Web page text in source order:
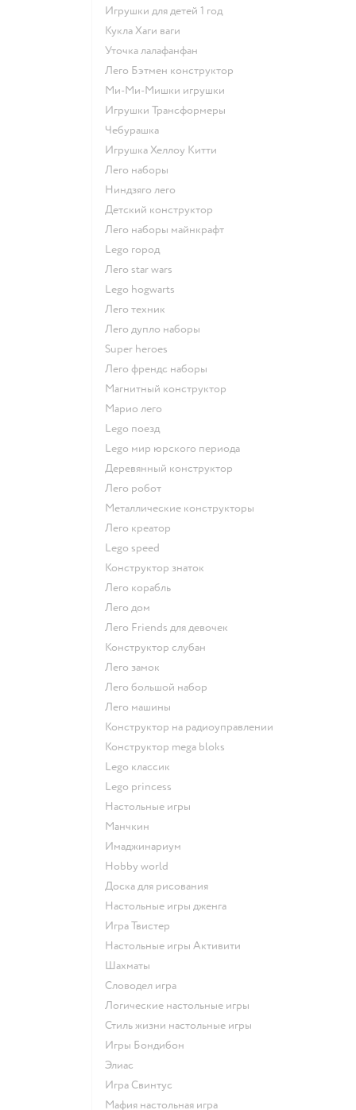
Игрушки для детей 1 год
Кукла Хаги ваги
Уточка лалафанфан
Лего Бэтмен конструктор
Ми-Ми-Мишки игрушки
Игрушки Трансформеры
Чебурашка
Игрушка Хеллоу Китти
Лего наборы
Ниндзяго лего
Детский конструктор
Лего наборы майнкрафт
Lego город
Лего star wars
Lego hogwarts
Лего техник
Лего дупло наборы
Super heroes
Лего френдс наборы
Магнитный конструктор
Марио лего
Lego поезд
Lego мир юрского периода
Деревянный конструктор
Лего робот
Металлические конструкторы
Лего креатор
Lego speed
Конструктор знаток
Лего корабль
Лего дом
Лего Friends для девочек
Конструктор слубан
Лего замок
Лего большой набор
Лего машины
Конструктор на радиоуправлении
Конструктор mega bloks
Lego классик
Lego princess
Настольные игры
Манчкин
Имаджинариум
Hobby world
Доска для рисования
Настольные игры дженга
Игра Твистер
Настольные игры Активити
Шахматы
Словодел игра
Логические настольные игры
Стиль жизни настольные игры
Игры Бондибон
Элиас
Игра Свинтус
Мафия настольная игра